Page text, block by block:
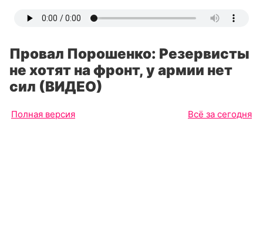
Провал Порошенко: Резервисты
не хотят на фронт, у армии нет
сил (ВИДЕО)
Полная версия Всё за сегодня